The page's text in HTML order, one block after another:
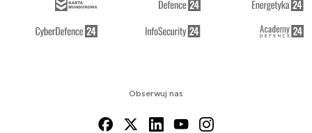
Obserwuj nas